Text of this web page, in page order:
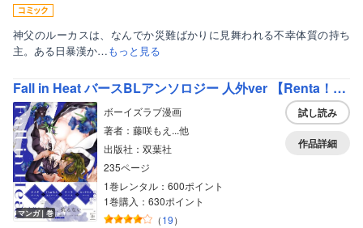
神父のルーカスは、なんでか災難ばかりに見舞われる不幸体質の持ち
主。ある日暴漢か…もっと見る
Fall in Heat バースBLアンソロジー 人外ver 【Renta！限定特典付き】
マンガ｜巻
ボーイズラブ漫画
著者：藤咲もえ...他
出版社：双葉社
235ページ
1巻レンタル：600ポイント
1巻購入：630ポイント
（19）
試し読み
作品詳細